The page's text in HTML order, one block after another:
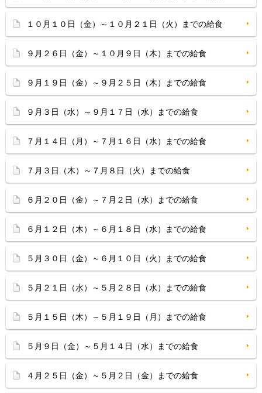
１０月１０日（金）～１０月２１日（火）までの給食
９月２６日（金）～１０月９日（木）までの給食
９月１９日（金）～９月２５日（木）までの給食
９月３日（水）～９月１７日（水）までの給食
７月１４日（月）～７月１６日（水）までの給食
７月３日（木）～７月８日（火）までの給食
６月２０日（金）～７月２日（水）までの給食
６月１２日（木）～６月１８日（水）までの給食
５月３０日（金）～６月１０日（火）までの給食
５月２１日（水）～５月２８日（水）までの給食
５月１５日（木）～５月１９日（月）までの給食
５月９日（金）～５月１４日（水）までの給食
４月２５日（金）～５月２日（金）までの給食